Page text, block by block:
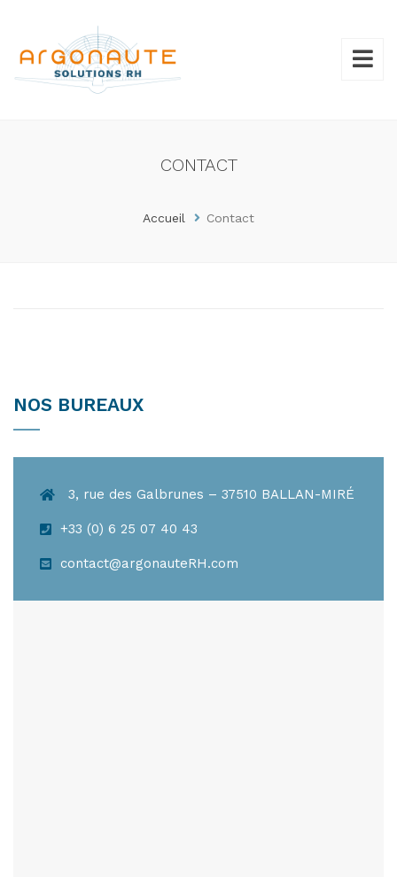
CONTACT
Accueil Contact
NOS BUREAUX
3, rue des Galbrunes – 37510 BALLAN-MIRÉ
+33 (0) 6 25 07 40 43
contact@argonauteRH.com